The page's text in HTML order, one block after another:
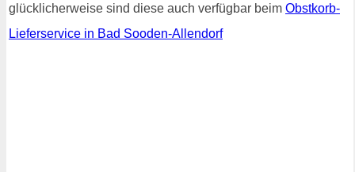
glücklicherweise sind diese auch verfügbar beim Obstkorb-
Lieferservice in Bad Sooden-Allendorf